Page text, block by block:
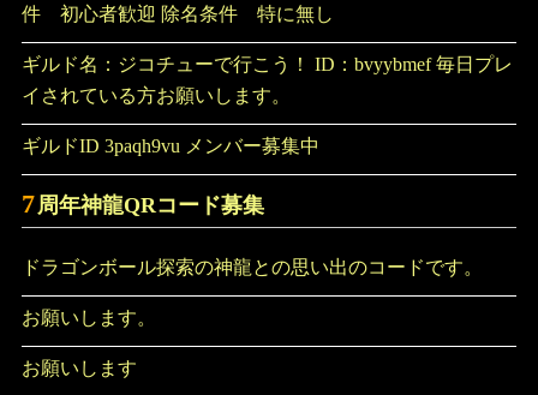
いかがでしょうか
LRかSPかで変わる（黄か赤か）
ギ ルドメンバー募集
ギルド名 皆で楽しくレジェン
ズ ギルドID c2nm3thn 募集条
件 初心者歓迎 除名条件 特に無し
ギルド名：ジコチューで行こう！ ID：bvyybmef 毎日プレ
イされている方お願いします。